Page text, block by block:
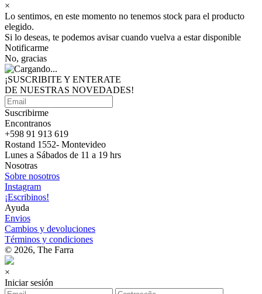
×
Lo sentimos, en este momento no tenemos stock para el producto
elegido.
Si lo deseas, te podemos avisar cuando vuelva a estar disponible
Notificarme
No, gracias
¡SUSCRIBITE Y ENTERATE
DE NUESTRAS NOVEDADES!
Suscribirme
Encontranos
+598 91 913 619
Rostand 1552- Montevideo
Lunes a Sábados de 11 a 19 hrs
Nosotras
Sobre nosotros
Instagram
¡Escribinos!
Ayuda
Envios
Cambios y devoluciones
Términos y condiciones
© 2026, The Farra
×
Iniciar sesión